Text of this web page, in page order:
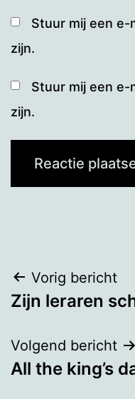
Stuur mij een e-
zijn.
Stuur mij een e-
zijn.
Bericht
navigatie
Vorig bericht
Zijn leraren
Volgend bericht
All the king’s